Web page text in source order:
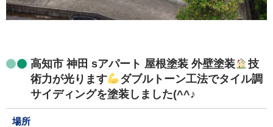
高知市 神田 sアパート 屋根塗装 外壁塗装
技
術力が光ります
ダブルトーン工法でタイル調
サイディングを塗装しました(^^♪
場所